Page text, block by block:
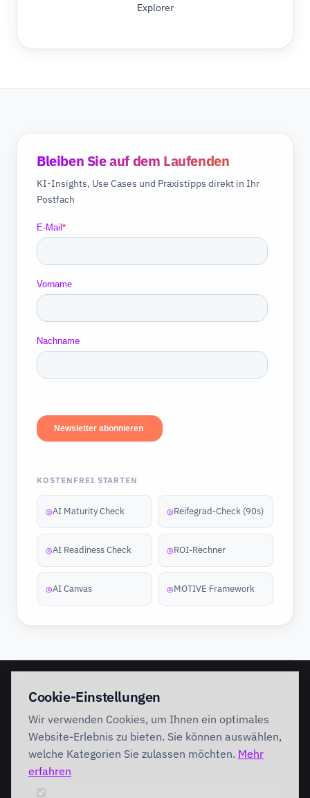
Explorer
Bleiben Sie auf dem Laufenden
KI-Insights, Use Cases und Praxistipps direkt in Ihr
Postfach
KOSTENFREI STARTEN
◎AI Maturity Check ◎Reifegrad-Check (90s)
◎AI Readiness Check ◎ROI-Rechner
◎AI Canvas ◎MOTIVE Framework
Discovery Workshop
Förderung
INTERVENTION
AI Intervention
Foundation
Performing
Branchenlösungen
Cookie-Einstellungen
Wir verwenden Cookies, um Ihnen ein optimales
Website-Erlebnis zu bieten. Sie können auswählen,
welche Kategorien Sie zulassen möchten. Mehr
erfahren